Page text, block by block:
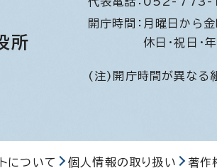
所
開庁時間： 月曜日から
休日・祝日・
(注)開庁時間が異なる
について 個人情報の取り扱い 著作